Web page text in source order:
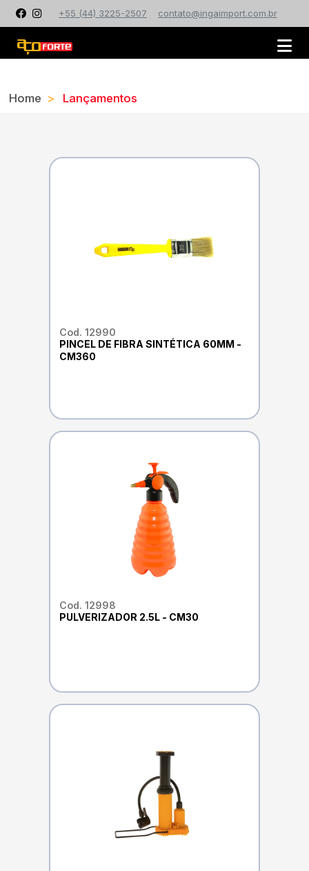
+55 (44) 3225-2507 contato@ingaimport.com.br
Home Lançamentos
Cod. 12990
PINCEL DE FIBRA SINTÉTICA 60MM -
CM360
Cod. 12998
PULVERIZADOR 2.5L - CM30